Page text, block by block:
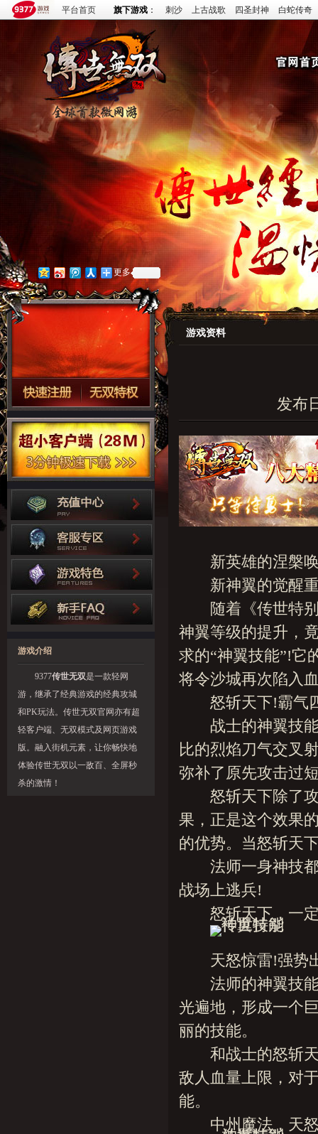
平台首页 旗下游戏 ： 刺沙 上古战歌 四圣封神 白蛇传奇
更多
游戏介绍
9377传世无双是一款轻网
游，继承了经典游戏的经典攻城
和PK玩法。传世无双官网亦有超
轻客户端、无双模式及网页游戏
版。融入街机元素，让你畅快地
体验传世无双以一敌百、全屏秒
杀的激情！
游戏资料
发布
新英雄的涅槃唤
新神翼的觉醒重
随着《传世特
神翼等级的提升，
求的“神翼技能”!它
将令沙城再次陷入
怒斩天下!霸气
战士的神翼技能
比的烈焰刀气交叉
弥补了原先攻击过
怒斩天下除了攻
果，正是这个效果
的优势。当怒斩天
法师一身神技都
战场上逃兵!
怒斩天下，一定
天怒惊雷!强势
法师的神翼技能
光遍地，形成一个
丽的技能。
和战士的怒斩天
敌人血量上限，对
能。
中州魔法，天怒